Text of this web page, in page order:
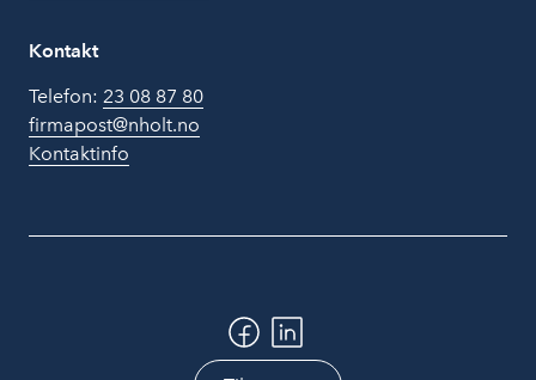
Kontakt
Telefon: 23 08 87 80
firmapost@nholt.no
Kontaktinfo